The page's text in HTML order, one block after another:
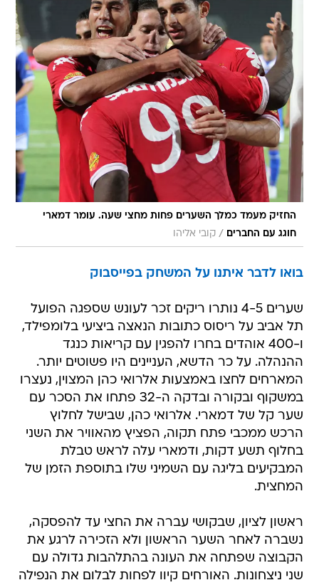
החזיק מעמד כמלך השערים פחות מחצי שעה. עומר דמארי
חוגג עם החברים / קובי אליהו
בואו לדבר איתנו על המשחק בפייסבוק
שערים 4-5 נותרו ריקים זכר לעונש שספגה הפועל
תל אביב על ריסוס כתובות הנאצה ביציעי בלומפילד,
ו-400 אוהדים בחרו להפגין עם קריאות כנגד
ההנהלה. על כר הדשא, העניינים היו פשוטים יותר.
המארחים לחצו באמצעות אלרואי כהן המצוין, נעצרו
במשקוף ובקורה ובדקה ה-32 פתחו את הסכר עם
שער קל של דמארי. אלרואי כהן, שבישל לחלוץ
הרכש ממכבי פתח תקוה, הפציץ מהאוויר את השני
בחלוף תשע דקות, ודמארי עלה לראש טבלת
המבקיעים בליגה עם השמיני שלו בתוספת הזמן של
המחצית.
ראשון לציון, שבקושי עברה את החצי עד להפסקה,
נשברה לאחר השער הראשון ולא הזכירה לרגע את
הקבוצה שפתחה את העונה בהתלהבות גדולה עם
שני ניצחונות. האורחים קיוו לפחות לבלום את הנפילה